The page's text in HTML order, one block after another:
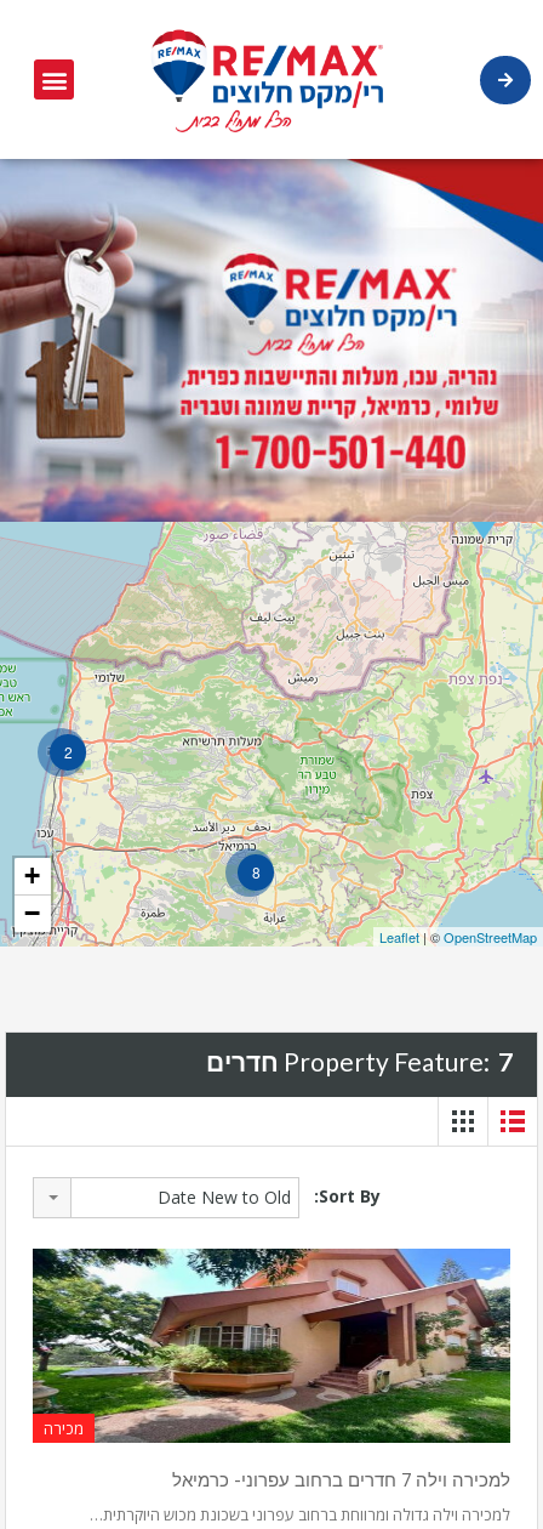
2
8
+
−
Leaflet| ©OpenStreetMap
Property Feature: 7 חדרים
Sort By:
Date New to Old
מכירה
למכירה וילה 7 חדרים ברחוב עפרוני- כרמיאל
למכירה וילה גדולה ומרווחת ברחוב עפרוני בשכונת מכוש היוקרתית…